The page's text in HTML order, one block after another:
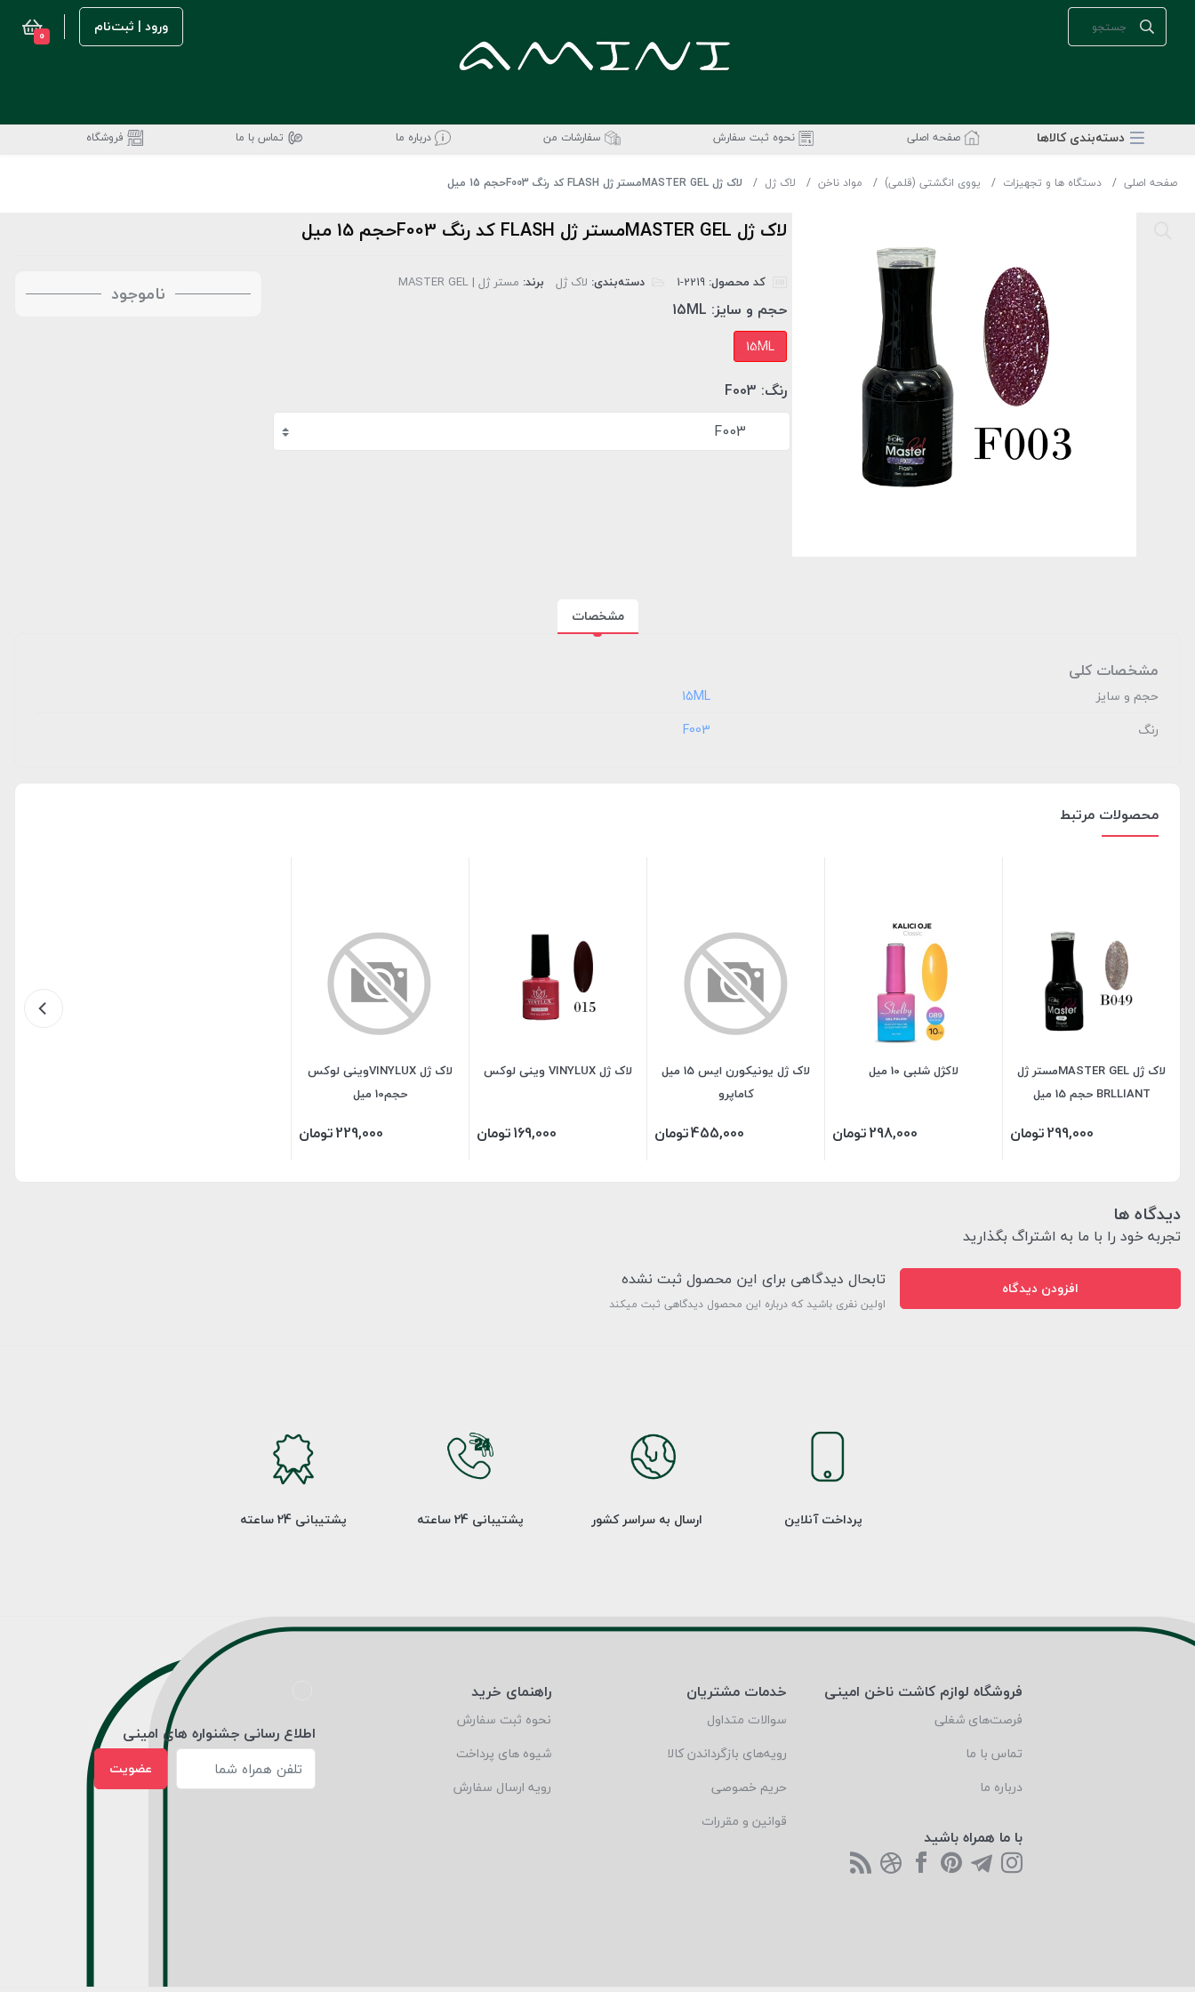
ورود | ثبت‌نام 0
دسته‌بندی‌ کالاها صفحه اصلی نحوه ثبت سفارش سفارشات من درباره ما تماس با ما فروشگاه
صفحه اصلی دستگاه ها و تجهیزات یووی انگشتی (قلمی) مواد ناخن لاک ژل لاک ژل MASTER GELمستر ژل FLASH کد رنگ F003حجم 15 میل
لاک ژل MASTER GELمستر ژل FLASH کد رنگ F003حجم 15 میل
کد محصول: دسته‌بندی: لاک ژل برند: مستر ژل | MASTER GEL
حجم و سایز: 15ML
15ML
رنگ: F003
F003
ناموجود
مشخصات
مشخصات کلی
حجم و سایز
‎15ML
رنگ
‎F003
محصولات مرتبط
لاک ژل MASTER GELمستر ژل
BRLLIANT حجم 15 میل
299,000تومان
لاکژل شلبی 10 میل
298,000تومان
لاک ژل یونیکورن ایس 15 میل
کاماپرو
455,000تومان
لاک ژل VINYLUX وینی لوکس
169,000تومان
لاک ژل VINYLUXوینی لوکس
حجم10 میل
229,000تومان
دیدگاه ها
تجربه خود را با ما به اشتراگ بگذارید
افزودن دیدگاه تابحال دیدگاهی برای این محصول ثبت نشده
اولین نفری باشید که درباره این محصول دیدگاهی ثبت میکند
پرداخت آنلاین ارسال به سراسر کشور پشتیبانی 24 ساعته پشتیبانی 24 ساعته
فروشگاه لوازم کاشت ناخن امینی
فرصت‌های شغلی
تماس با ما
درباره ما
با ما همراه باشید
خدمات مشتریان
سوالات متداول
رویه‌های بازگرداندن کالا
حریم خصوصی
قوانین و مقررات
راهنمای خرید
نحوه ثبت سفارش
شیوه های پرداخت
رویه ارسال سفارش
اطلاع رسانی جشنواره های امینی
عضویت